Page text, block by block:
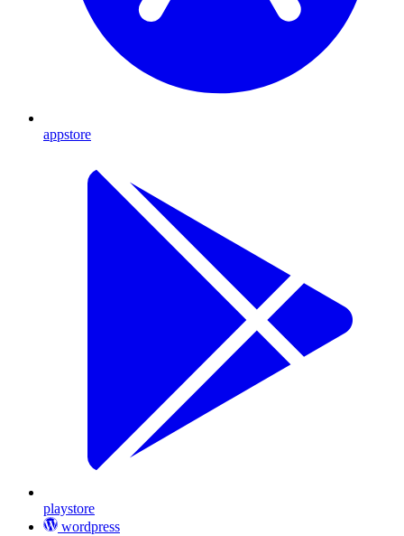
appstore
playstore
wordpress